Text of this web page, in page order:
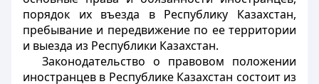
порядок их въезда в Республику Казахстан,
пребывание и передвижение по ее территории
и выезда из Республики Казахстан.
Законодательство о правовом положении
иностранцев в Республике Казахстан состоит из